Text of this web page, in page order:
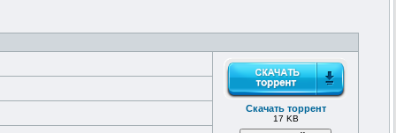
Скачать торрент
17 KB